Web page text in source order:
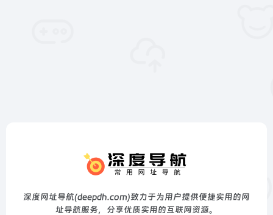
深度网址导航(deepdh.com)致力于为用户提供便捷实用的网
址导航服务，分享优质实用的互联网资源。